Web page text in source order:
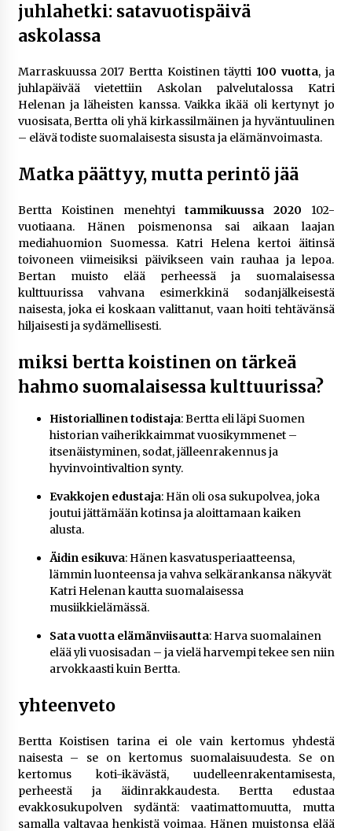
juhlahetki: satavuotispäivä
askolassa
Marraskuussa 2017 Bertta Koistinen täytti 100 vuotta, ja
juhlapäivää vietettiin Askolan palvelutalossa Katri
Helenan ja läheisten kanssa. Vaikka ikää oli kertynyt jo
vuosisata, Bertta oli yhä kirkas­silmäinen ja hyväntuulinen
– elävä todiste suomalaisesta sisusta ja elämänvoimasta.
Matka päättyy, mutta perintö jää
Bertta Koistinen menehtyi tammikuussa 2020 102-
vuotiaana. Hänen poismenonsa sai aikaan laajan
mediahuomion Suomessa. Katri Helena kertoi äitinsä
toivoneen viimeisiksi päivikseen vain rauhaa ja lepoa.
Bertan muisto elää perheessä ja suomalaisessa
kulttuurissa vahvana esimerkkinä sodanjälkeisestä
naisesta, joka ei koskaan valittanut, vaan hoiti tehtävänsä
hiljaisesti ja sydämellisesti.
miksi bertta koistinen on tärkeä
hahmo suomalaisessa kulttuurissa?
Historiallinen todistaja: Bertta eli läpi Suomen
historian vaiherikkaimmat vuosikymmenet –
itsenäistyminen, sodat, jälleenrakennus ja
hyvinvointivaltion synty.
Evakkojen edustaja: Hän oli osa sukupolvea, joka
joutui jättämään kotinsa ja aloittamaan kaiken
alusta.
Äidin esikuva: Hänen kasvatusperiaatteensa,
lämmin luonteensa ja vahva selkärankansa näkyvät
Katri Helenan kautta suomalaisessa
musiikkielämässä.
Sata vuotta elämänviisautta: Harva suomalainen
elää yli vuosisadan – ja vielä harvempi tekee sen niin
arvokkaasti kuin Bertta.
yhteenveto
Bertta Koistisen tarina ei ole vain kertomus yhdestä
naisesta – se on kertomus suomalaisuudesta. Se on
kertomus koti-ikävästä, uudelleenrakentamisesta,
perheestä ja äidinrakkaudesta. Bertta edustaa
evakkosukupolven sydäntä: vaatimattomuutta, mutta
samalla valtavaa henkistä voimaa. Hänen muistonsa elää